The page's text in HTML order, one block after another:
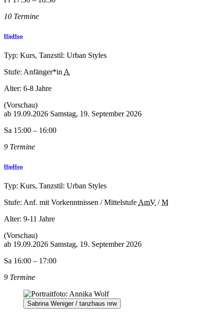
10 Termine
HipHop
Typ: Kurs, Tanzstil: Urban Styles
Stufe: Anfänger*in A
Alter: 6-8 Jahre
(Vorschau)
ab 19.09.2026 Samstag, 19. September 2026
Sa 15:00 – 16:00
9 Termine
HipHop
Typ: Kurs, Tanzstil: Urban Styles
Stufe: Anf. mit Vorkenntnissen / Mittelstufe AmV /M
Alter: 9-11 Jahre
(Vorschau)
ab 19.09.2026 Samstag, 19. September 2026
Sa 16:00 – 17:00
9 Termine
Sabrina Weniger / tanzhaus nrw